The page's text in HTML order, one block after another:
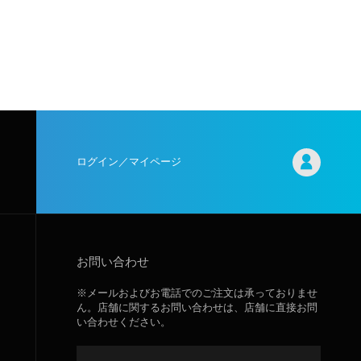
ログイン／マイページ
お問い合わせ
※メールおよびお電話でのご注文は承っておりませ
ん。店舗に関するお問い合わせは、店舗に直接お問
い合わせください。